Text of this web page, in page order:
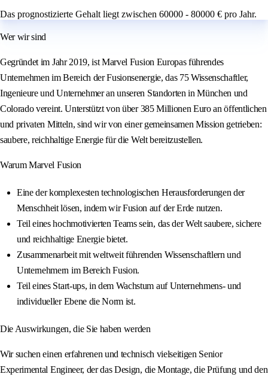
Das prognostizierte Gehalt liegt zwischen 60000 - 80000 € pro Jahr.
Wer wir sind
Gegründet im Jahr 2019, ist Marvel Fusion Europas führendes
Unternehmen im Bereich der Fusionsenergie, das 75 Wissenschaftler,
Ingenieure und Unternehmer an unseren Standorten in München und
Colorado vereint. Unterstützt von über 385 Millionen Euro an öffentlichen
und privaten Mitteln, sind wir von einer gemeinsamen Mission getrieben:
saubere, reichhaltige Energie für die Welt bereitzustellen.
Warum Marvel Fusion
Eine der komplexesten technologischen Herausforderungen der
Menschheit lösen, indem wir Fusion auf der Erde nutzen.
Teil eines hochmotivierten Teams sein, das der Welt saubere, sichere
und reichhaltige Energie bietet.
Zusammenarbeit mit weltweit führenden Wissenschaftlern und
Unternehmern im Bereich Fusion.
Teil eines Start-ups, in dem Wachstum auf Unternehmens- und
individueller Ebene die Norm ist.
Die Auswirkungen, die Sie haben werden
Wir suchen einen erfahrenen und technisch vielseitigen Senior
Experimental Engineer, der das Design, die Montage, die Prüfung und den